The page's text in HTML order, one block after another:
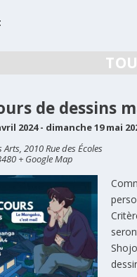
de dessins
2024- dimanche 19 mai
Arts,2010 Rue des Écoles
+ Google Map